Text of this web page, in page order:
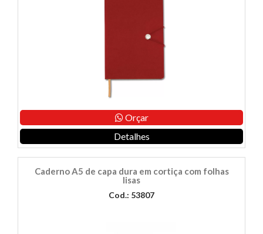
Orçar
Detalhes
Caderno A5 de capa dura em cortiça com folhas
lisas
Cod.: 53807